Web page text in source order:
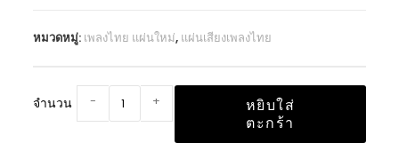
หมวดหมู่: เพลงไทย แผ่นใหม่, แผ่นเสียงเพลงไทย
จำนวน - +
หยิบใส่
ตะกร้า